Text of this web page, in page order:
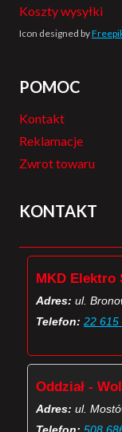
Koszty wysyłki
Icon designed by
POMOC
Kontakt
Reklamacje
Zwrot towaru
KONTAKT
MKD Elektro
Adres: ul.
Telefon: 22 615
Oddział -
Adres: ul.